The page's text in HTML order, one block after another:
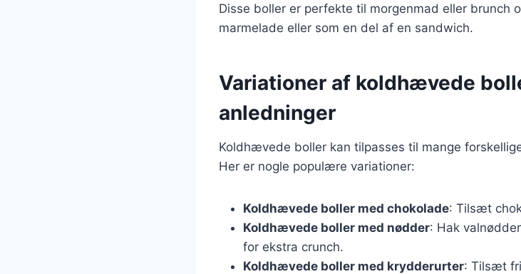
Disse boller er perfekte til morgenmad eller brunch
marmelade eller som en del af en sandwich.
Variationer af koldhævede
anledninger
Koldhævede boller kan tilpasses til mange
Her er nogle populære variationer:
Koldhævede boller med chokolade: Tilsæt
Koldhævede boller med nødder: Hak
for ekstra crunch.
Koldhævede boller med krydderurter: Tilsæt